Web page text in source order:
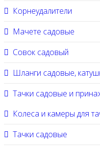
Корнеудалители
Мачете садовые
Совок садовый
Шланги садовые,
Тачки садовые и
Колеса и камеры для
Тачки садовые